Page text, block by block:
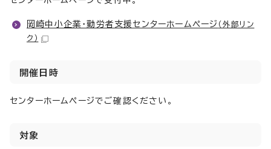
岡崎中小企業・勤労者支援センターホームページ （外部リン
ク）
開催日時
センターホームページでご確認ください。
対象